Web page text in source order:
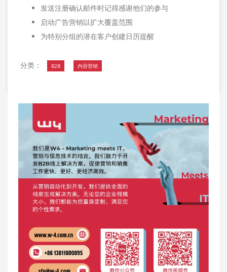
发送注册确认邮件时记得感谢他们的参与
启动广告营销以扩大覆盖范围
为特别分组的潜在客户创建日历提醒
分类： B2B 内容营销